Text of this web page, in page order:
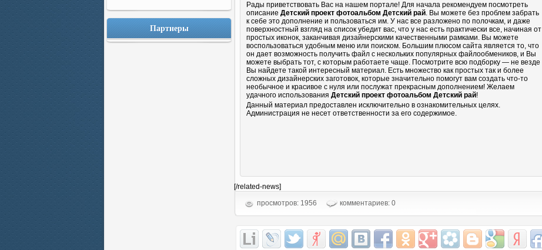
Партнеры
Рады приветствовать Вас на нашем портале! Для начала рекомендуем посмотреть
описание Детский проект фотоальбом Детский рай. Вы можете без проблем забрать
к себе это дополнение и пользоваться им. У нас все разложено по полочкам, и даже
поверхностный взгляд на список убедит вас, что у нас есть практически все, начиная от
простых иконок, заканчивая дизайнерскими качественными рамками. Вы можете
воспользоваться удобным меню или поиском. Большим плюсом сайта является то, что
он дает возможность получить файл с нескольких популярных файлообмеников, и Вы
можете выбрать тот, с которым работаете чаще. Посмотрите всю подборку — не везде
Вы найдете такой интересный материал. Есть множество как простых так и более
сложных дизайнерских заготовок, которые значительно помогут вам создать что-то
необычное и красивое с нуля или послужат прекрасным дополнением! Желаем
удачного использования Детский проект фотоальбом Детский рай!
Данный материал предоставлен исключительно в ознакомительных целях.
Администрация не несет ответственности за его содержимое.
[/related-news]
просмотров: 1956
комментариев: 0